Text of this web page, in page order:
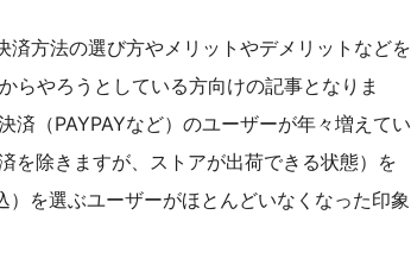
方法の選び方やメリットやデメリットなどを
らやろうとしている方向けの記事となりま
（PAYPAYなど）のユーザーが年々増えてい
を除きますが、ストアが出荷できる状態）を
を選ぶユーザーがほとんどいなくなった印象